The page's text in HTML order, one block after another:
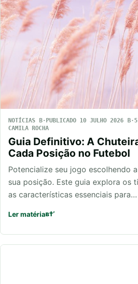
NOTÍCIAS PUBLICADO 10 JULHO 2026
CAMILA ROCHA
Guia Definitivo: A
Cada Posição no Futebol
Potencialize seu jogo escolhendo
sua posição. Este guia explora os
as características essenciais para…
Ler matéria